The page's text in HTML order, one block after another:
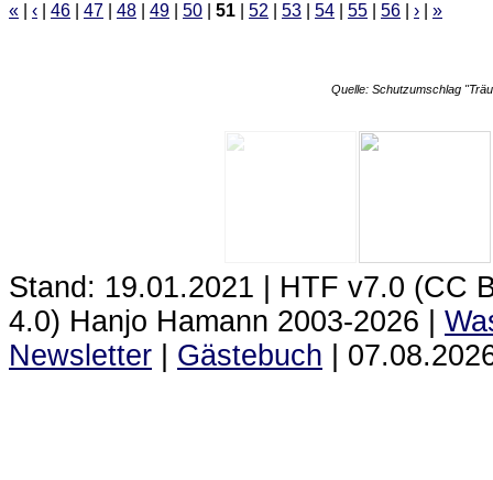
« ‹ 46 47 48 49 50 51 52 53 54 55 56 › »
Quelle: Schutzumschlag
Stand: 19.01.2021 | HTF v7.0 (CC
4.0) Hanjo Hamann 2003‑2026 |
Newsletter
Gästebuch